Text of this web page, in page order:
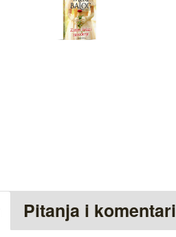
Pitanja i komentari